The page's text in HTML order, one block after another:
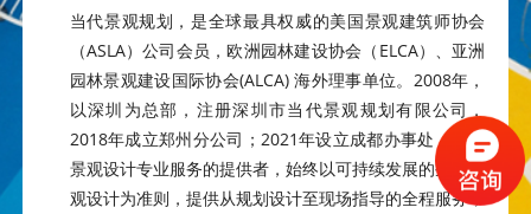
当代景观规划，是全球最具权威的美国景观建筑师协会
（ASLA）公司会员，欧洲园林建设协会（ELCA）、亚洲
园林景观建设国际协会(ALCA) 海外理事单位。2008年，
以深圳为总部，注册深圳市当代景观规划有限公司，
2018年成立郑州分公司；2021年设立成都办事处；作为
景观设计专业服务的提供者，始终以可持续发展的生态景
观设计为准则，提供从规划设计至现场指导的全程服务，